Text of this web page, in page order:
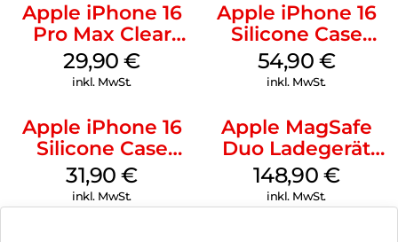
Apple iPhone 16
Pro Max Clear
Case MagSafe
Transparent
29,90€
inkl. MwSt.
Apple iPhone 16
Silicone Case
MagSafe Black
54,90 €
inkl. MwSt.
Apple iPhone 16
Silicone Case
MagSafe Fuchsia
31,90€
inkl. MwSt.
Apple MagSafe
Duo Ladegerät
Weiß
148,90 €
inkl. MwSt.